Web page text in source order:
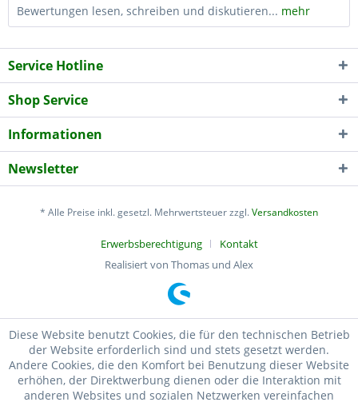
Bewertungen lesen, schreiben und diskutieren... mehr
Service Hotline
Shop Service
Informationen
Newsletter
* Alle Preise inkl. gesetzl. Mehrwertsteuer zzgl.Versandkosten
Erwerbsberechtigung
Kontakt
Realisiert von Thomas und Alex
Diese Website benutzt Cookies, die für den technischen Betrieb
der Website erforderlich sind und stets gesetzt werden.
Andere Cookies, die den Komfort bei Benutzung dieser Website
erhöhen, der Direktwerbung dienen oder die Interaktion mit
anderen Websites und sozialen Netzwerken vereinfachen